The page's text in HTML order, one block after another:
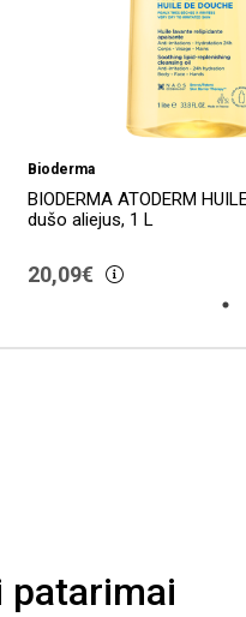
Bioderma
BIODERMA ATODERM
dušo aliejus, 1 L
20,09€
patarimai